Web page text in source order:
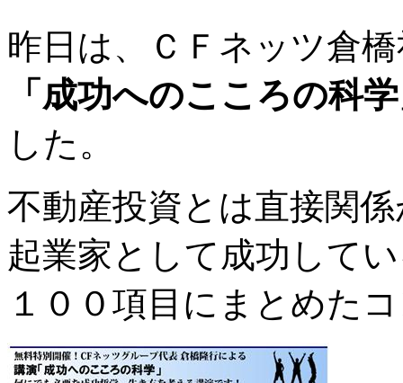
昨日は、ＣＦネッツ倉
「成功へのこころの科
した。
不動産投資とは直接関
起業家として成功して
１００項目にまとめた